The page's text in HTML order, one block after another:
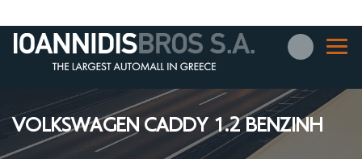
VOLKSWAGEN CADDY 1.2 BENZINH